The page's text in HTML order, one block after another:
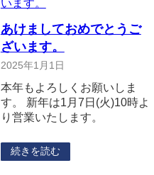
あけましておめでとうご
ざいます。
2025年1月1日
本年もよろしくお願いしま
す。 新年は1月7日(火)10時よ
り営業いたします。
続きを読む